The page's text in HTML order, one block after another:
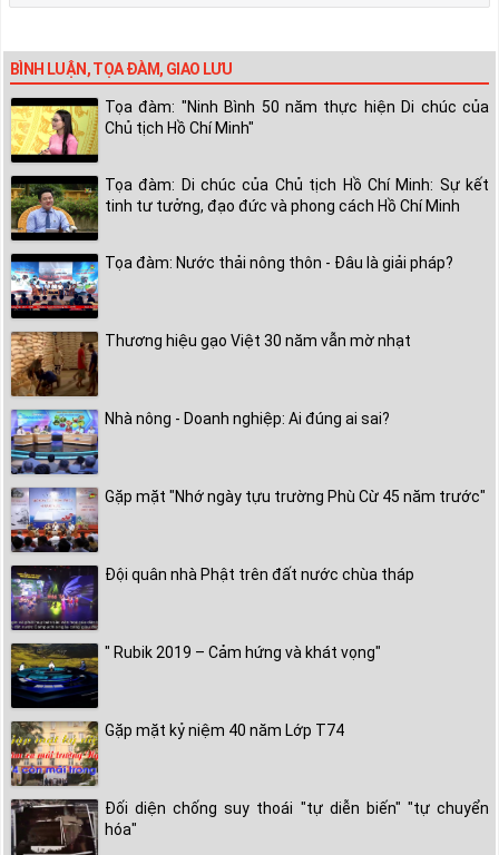
BÌNH LUẬN, TỌA ĐÀM, GIAO LƯU
Tọa đàm: "Ninh Bình 50 năm thực hiện Di chúc của
Chủ tịch Hồ Chí Minh"
Tọa đàm: Di chúc của Chủ tịch Hồ Chí Minh: Sự kết
tinh tư tưởng, đạo đức và phong cách Hồ Chí Minh
Tọa đàm: Nước thải nông thôn - Đâu là giải pháp?
Thương hiệu gạo Việt 30 năm vẫn mờ nhạt
Nhà nông - Doanh nghiệp: Ai đúng ai sai?
Gặp mặt "Nhớ ngày tựu trường Phù Cừ 45 năm trước"
Đội quân nhà Phật trên đất nước chùa tháp
" Rubik 2019 – Cảm hứng và khát vọng"
Gặp mặt kỷ niệm 40 năm Lớp T74
Đối diện chống suy thoái "tự diễn biến" "tự chuyển
hóa"